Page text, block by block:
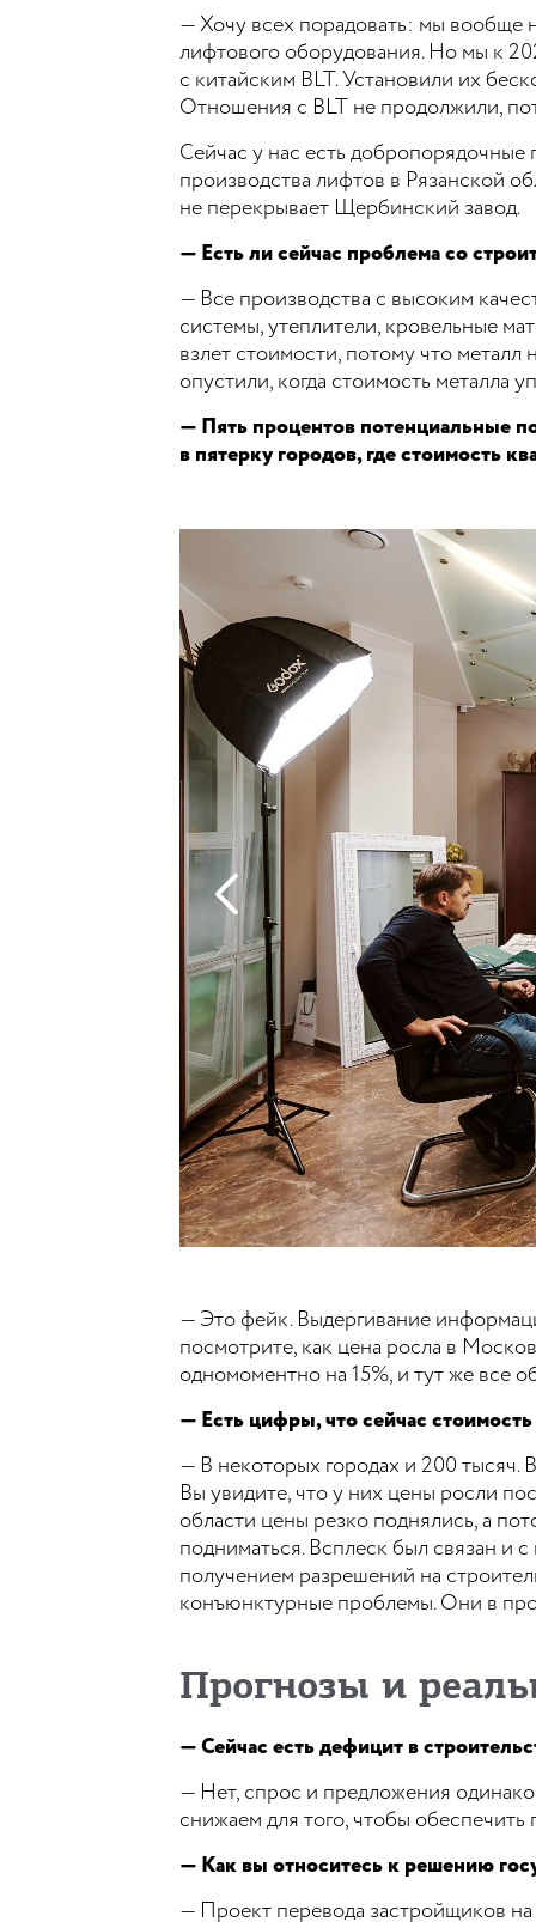
— Хочу всех порадовать: мы вообще
лифтового оборудования. Но мы к
с китайским BLT. Установили их
Отношения с BLT не продолжили,
Сейчас у нас есть
производства лифтов в Рязанской
не перекрывает Щербинский завод.
— Есть ли сейчас проблема со
— Все производства с высоким
системы, утеплители, кровельные
взлет стоимости, потому что
опустили, когда стоимость металла
— Пять процентов потенциальные
в пятерку городов, где стоимость
— Это фейк. Выдергивание
посмотрите, как цена росла в
одномоментно на 15%, и тут же все
— Есть цифры, что сейчас
— В некоторых городах и 200 тысяч.
Вы увидите, что у них цены росли
области цены резко поднялись, а
подниматься. Всплеск был связан и
получением разрешений на
конъюнктурные проблемы. Они в
Прогнозы и
— Сейчас есть дефицит в
— Нет, спрос и предложения
снижаем для того, чтобы
— Как вы относитесь к решению
— Проект перевода застройщиков